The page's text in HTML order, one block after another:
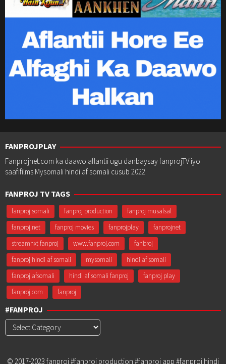
FANPROJPLAY
Fanprojnet.com ka daawo aflantii ugu danbaysay fanprojTV iyo
saafifilms Mysomali hindi af somali cusub 2022
FANPROJ TV TAGS
fanproj somali fanproj production
fanproj musalsal
fanproj.net
fanproj movies fanprojplay
fanprojnet
streamnxt fanproj
www.fanproj.com
fanbroj
fanproj hindi af somali
mysomali
hindi af somali
fanproj afsomali
hindi af somali fanproj
fanproj play
fanproj.com
fanproj
#FANPROJ
#Fanproj
© 2017-2023 fanproj #fanproj production #fanproj app #fanproj hindi